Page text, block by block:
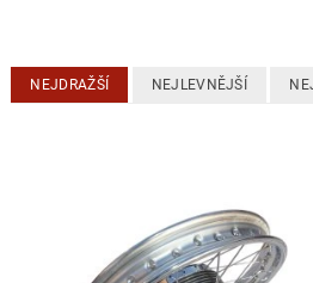
NEJDRAŽŠÍ NEJLEVNĚJŠÍ